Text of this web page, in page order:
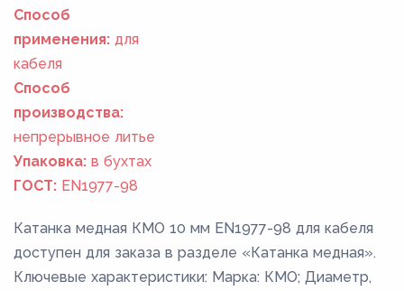
Способ
применения: для
кабеля
Способ
производства:
непрерывное литье
Упаковка: в бухтах
ГОСТ: EN1977-98
Катанка медная КМО 10 мм EN1977-98 для кабеля
доступен для заказа в разделе «Катанка медная».
Ключевые характеристики: Марка: КМО; Диаметр,